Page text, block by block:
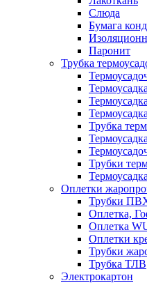
Слюда
Бумага
Паронит
Трубка
Трубка
Трубки
Оплетки
Трубки
Оплетка,
Оплетка
Оплетки
Трубки
Трубка ТЛВ
Электрокартон